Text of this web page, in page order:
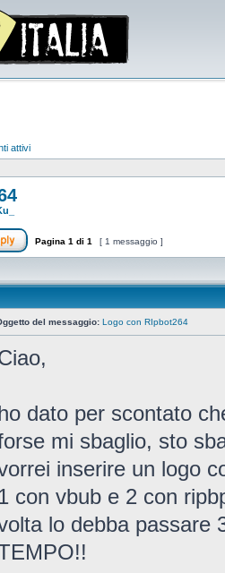
attivi
Rispondi all’argomento
Pagina 1 di 1 [ 1 messaggio ]
del messaggio: Logo con RIpbot264
dato per scontato
mi sbaglio, sto
inserire un logo
con vbub e 2 con
lo debba passare